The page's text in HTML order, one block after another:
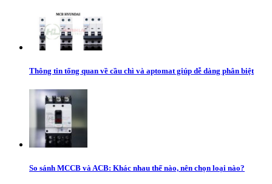
Thông tin tổng quan về cầu chì và aptomat giúp dễ dàng phân biệt
So sánh MCCB và ACB: Khác nhau thế nào, nên chọn loại nào?